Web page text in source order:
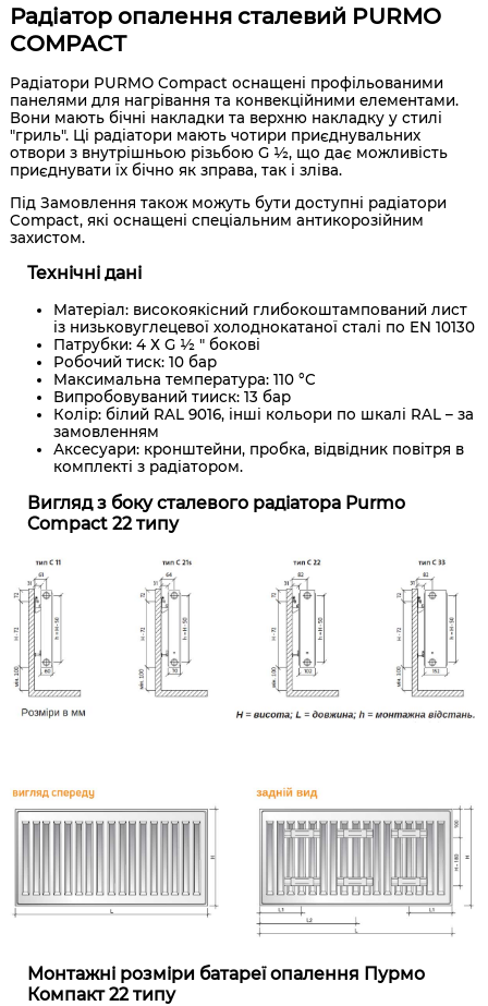
Радіатор опалення сталевий PURMO
COMPACT
Радіатори PURMO Compact оснащені профільованими
панелями для нагрівання та конвекційними елементами.
Вони мають бічні накладки та верхню накладку у стилі
"гриль". Ці радіатори мають чотири приєднувальних
отвори з внутрішньою різьбою G ½, що дає можливість
приєднувати їх бічно як зправа, так і зліва.
Під Замовлення також можуть бути доступні радіатори
Compact, які оснащені спеціальним антикорозійним
захистом.
Технічні дані
Матеріал: високоякісний глибокоштампований лист
із низьковуглецевої холоднокатаної сталі по EN 10130
Патрубки: 4 Х G ½ " бокові
Робочий тиск: 10 бар
Максимальна температура: 110 °C
Випробовуваний тииск: 13 бар
Колір: білий RAL 9016, інші кольори по шкалі RAL – за
замовленням
Аксесуари: кронштейни, пробка, відвідник повітря в
комплекті з радіатором.
Вигляд з боку сталевого радіатора Purmo
Compact 22 типу
Монтажні розміри батареї опалення Пурмо
Компакт 22 типу